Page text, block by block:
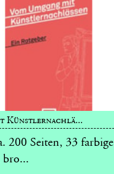
Künstlernachlä...
200 Seiten, 33 farbige
bro...